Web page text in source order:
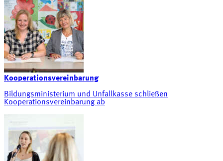
Kooperationsvereinbarung
Bildungsministerium und Unfallkasse schließen
Kooperationsvereinbarung ab